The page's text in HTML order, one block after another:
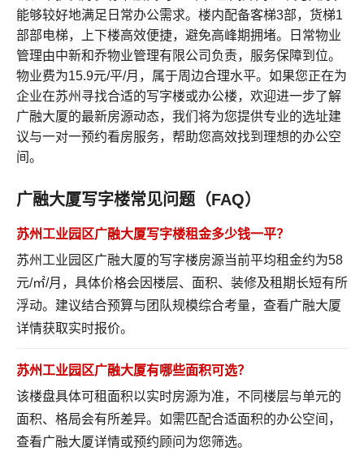
能够较好地满足日常办公需求。楼内配备客梯3部，货梯1
部部电梯，上下楼高效便捷，避免高峰期拥堵。日常物业
管理由中新和乔物业管理有限公司负责，服务保障到位。
物业费为15.9元/平/月，属于周边合理水平。如果您正在为
企业在苏州寻找合适的写字楼或办公楼，欢迎进一步了解
广融大厦的最新房源动态，我们将为您提供专业的选址建
议与一对一预约看房服务，帮助您高效找到理想的办公空
间。
广融大厦写字楼常见问题（FAQ）
苏州工业园区广融大厦写字楼租金多少钱一平？
苏州工业园区广融大厦的写字楼房源当前平均租金约为58
元/㎡/月，具体价格会因楼层、面积、装修及租期长短有所
浮动。建议结合预算与团队规模综合考量， 查看广融大厦
详情获取实时报价。
苏州工业园区广融大厦有哪些面积可选？
该楼盘具体可租面积以实时房源为准，不同楼层与单元的
面积、格局会有所差异。如需匹配合适面积的办公空间，
查看广融大厦详情或预约顾问为您筛选。